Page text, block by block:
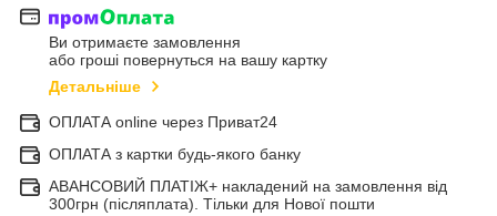
Ви отримаєте замовлення
або гроші повернуться на вашу картку
Детальніше
ОПЛАТА online через Приват24
ОПЛАТА з картки будь-якого банку
АВАНСОВИЙ ПЛАТІЖ+ накладений на замовлення від
300грн (післяплата). Тільки для Нової пошти